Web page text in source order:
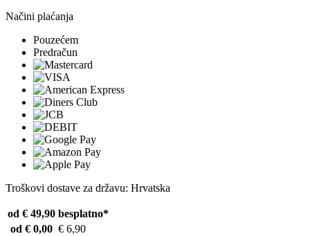
Načini plaćanja
Pouzećem
Predračun
Troškovi dostave za državu: Hrvatska
od € 49,90 besplatno*
od € 0,00 € 6,90